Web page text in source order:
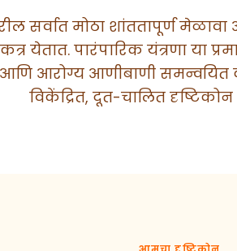
सर्वात मोठा शांततापूर्ण
येतात. पारंपारिक यंत्रणा या
आरोग्य आणीबाणी
विकेंद्रित, दूत-चालित